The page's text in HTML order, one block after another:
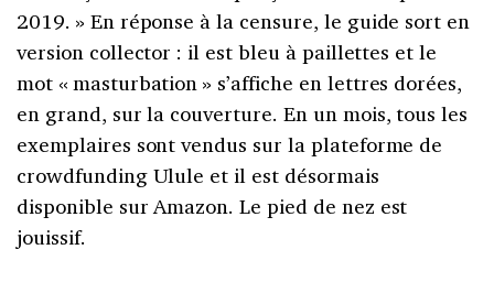
2019. » En réponse à la censure, le guide sort en
version collector : il est bleu à paillettes et le
mot « masturbation » s’affiche en lettres dorées,
en grand, sur la couverture. En un mois, tous les
exemplaires sont vendus sur la plateforme de
crowdfunding Ulule et il est désormais
disponible sur Amazon. Le pied de nez est
jouissif.